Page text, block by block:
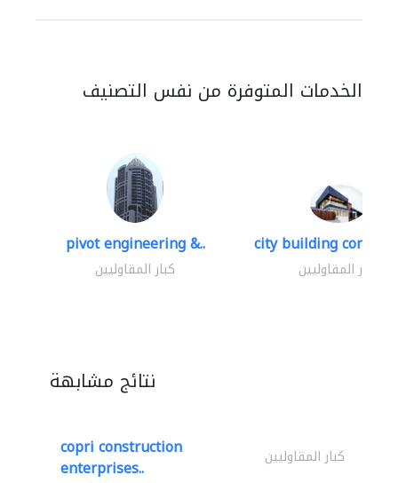
الخدمات المتوفرة من نفس التصنيف
pivot engineering &..
كبار المقاوليين
city building
كبار المقاوليين
نتائج مشابهة
copri construction
enterprises.. كبار المقاوليين